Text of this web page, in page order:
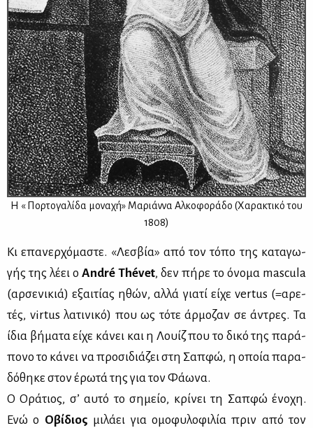
Η « Πορ­το­γα­λί­δα μο­να­χή» Mα­ριάν­να Αλ­κο­φο­ρά­δο (Χα­ρα­κτι­κό του
1808)
Κι επα­νερ­χό­μα­στε. «Λε­σβία» από τον τό­πο της κα­τα­γω­
γής της λέ­ει ο André Thévet, δεν πή­ρε το όνο­μα mascula
(αρ­σε­νι­κιά) εξαι­τί­ας ηθών, αλ­λά για­τί εί­χε vertus (=αρε­
τές, virtus λα­τι­νι­κό) που ως τό­τε άρ­μο­ζαν σε άντρες. Τα
ίδια βή­μα­τα εί­χε κά­νει και η Λουίζ που το δι­κό της πα­ρά­
πο­νο το κά­νει να προ­σι­διά­ζει στη Σαπ­φώ, η οποία πα­ρα­
δό­θη­κε στον έρω­τά της για τον Φά­ω­να.
Ο Ορά­τιος, σ’ αυ­τό το ση­μείο, κρί­νει τη Σαπ­φώ ένο­χη.
Ενώ ο Οβί­διος μι­λά­ει για ομο­φυ­λο­φι­λία πριν από τον